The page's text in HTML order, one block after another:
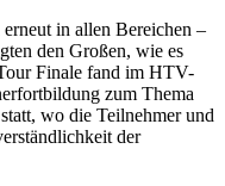
in allen Bereichen –
den Großen, wie es
Finale fand im HTV-
zum Thema
wo die Teilnehmer und
der